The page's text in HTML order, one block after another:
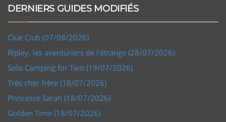
DERNIERS GUIDES MODIFIÉS
Clue Club (07/08/2026)
Ripley, les aventuriers de l'étrange (28/07/2026)
Solo Camping for Two (19/07/2026)
Très cher frère (18/07/2026)
Princesse Sarah (18/07/2026)
Golden Time (18/07/2026)